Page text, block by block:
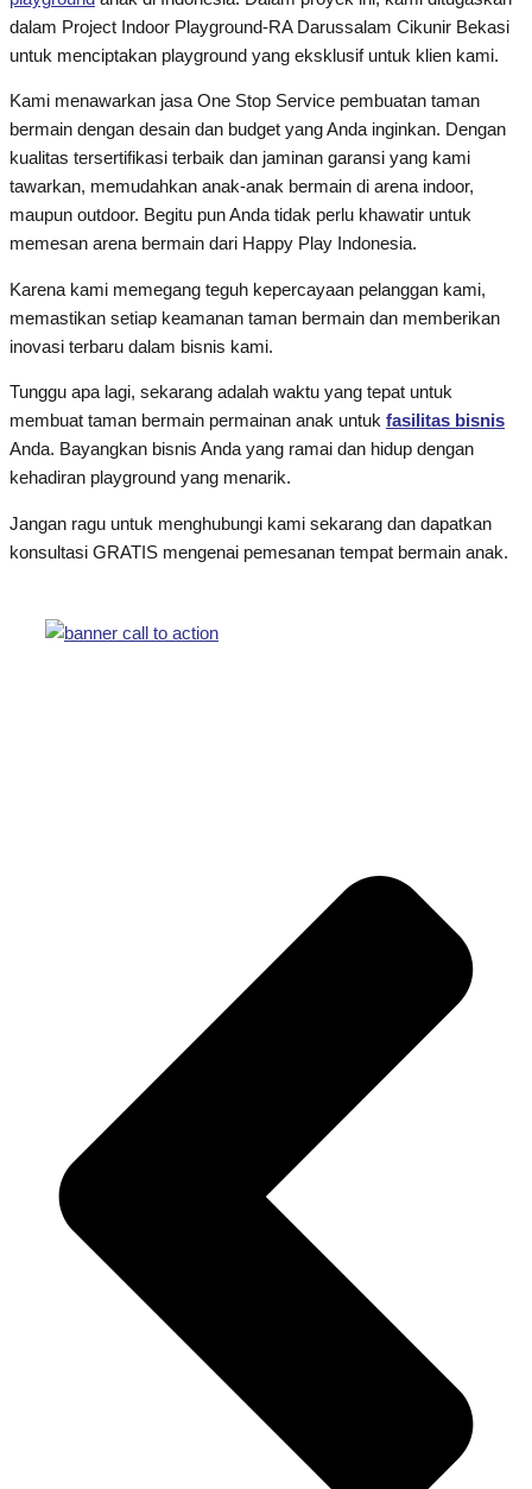
dalam Project Indoor Playground-RA Darussalam Cikunir Bekasi
untuk menciptakan playground yang eksklusif untuk klien kami.
Kami menawarkan jasa One Stop Service pembuatan taman
bermain dengan desain dan budget yang Anda inginkan. Dengan
kualitas tersertifikasi terbaik dan jaminan garansi yang kami
tawarkan, memudahkan anak-anak bermain di arena indoor,
maupun outdoor. Begitu pun Anda tidak perlu khawatir untuk
memesan arena bermain dari Happy Play Indonesia.
Karena kami memegang teguh kepercayaan pelanggan kami,
memastikan setiap keamanan taman bermain dan memberikan
inovasi terbaru dalam bisnis kami.
Tunggu apa lagi, sekarang adalah waktu yang tepat untuk
membuat taman bermain permainan anak untuk fasilitas bisnis
Anda. Bayangkan bisnis Anda yang ramai dan hidup dengan
kehadiran playground yang menarik.
Jangan ragu untuk menghubungi kami sekarang dan dapatkan
konsultasi GRATIS mengenai pemesanan tempat bermain anak.